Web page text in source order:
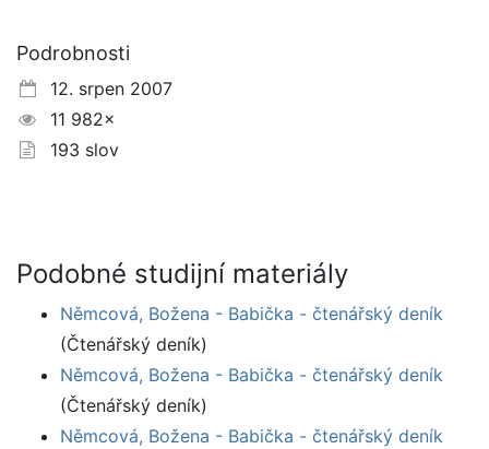
Podrobnosti
12. srpen 2007
11 982×
193 slov
Podobné studijní materiály
Němcová, Božena - Babička - čtenářský deník
(Čtenářský deník)
Němcová, Božena - Babička - čtenářský deník
(Čtenářský deník)
Němcová, Božena - Babička - čtenářský deník